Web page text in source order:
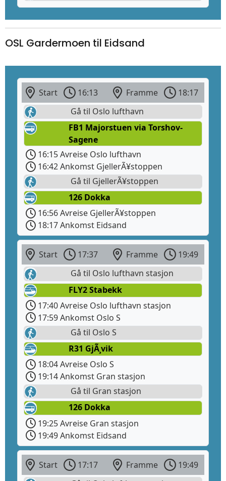
OSL Gardermoen til Eidsand
Start 16:13 Framme
18:17
Gå til Oslo lufthavn
FB1 Majorstuen via Torshov-
Sagene
16:15 Avreise Oslo lufthavn
16:42 Ankomst GjellerÃ¥stoppen
Gå til GjellerÃ¥stoppen
126 Dokka
16:56 Avreise GjellerÃ¥stoppen
18:17 Ankomst Eidsand
Start 17:37 Framme
19:49
Gå til Oslo lufthavn stasjon
FLY2 Stabekk
17:40 Avreise Oslo lufthavn stasjon
17:59 Ankomst Oslo S
Gå til Oslo S
R31 GjÃ¸vik
18:04 Avreise Oslo S
19:14 Ankomst Gran stasjon
Gå til Gran stasjon
126 Dokka
19:25 Avreise Gran stasjon
19:49 Ankomst Eidsand
Start 17:17 Framme
19:49